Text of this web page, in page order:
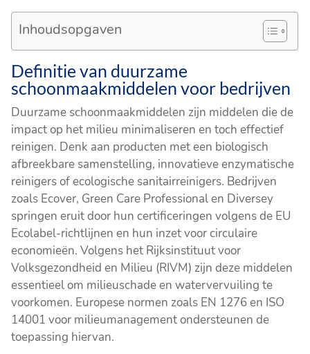
Inhoudsopgaven
Definitie van duurzame
schoonmaakmiddelen voor bedrijven
Duurzame schoonmaakmiddelen zijn middelen die de
impact op het milieu minimaliseren en toch effectief
reinigen. Denk aan producten met een biologisch
afbreekbare samenstelling, innovatieve enzymatische
reinigers of ecologische sanitairreinigers. Bedrijven
zoals Ecover, Green Care Professional en Diversey
springen eruit door hun certificeringen volgens de EU
Ecolabel-richtlijnen en hun inzet voor circulaire
economieën. Volgens het Rijksinstituut voor
Volksgezondheid en Milieu (RIVM) zijn deze middelen
essentieel om milieuschade en watervervuiling te
voorkomen. Europese normen zoals EN 1276 en ISO
14001 voor milieumanagement ondersteunen de
toepassing hiervan.